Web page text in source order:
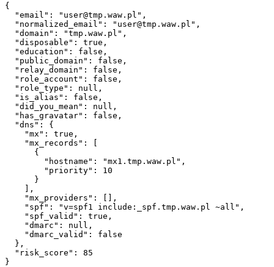
{
  "email": "user@tmp.waw.pl",
  "normalized_email": "user@tmp.waw.pl",
  "domain": "tmp.waw.pl",
  "disposable": true,
  "education": false,
  "public_domain": false,
  "relay_domain": false,
  "role_account": false,
  "role_type": null,
  "is_alias": false,
  "did_you_mean": null,
  "has_gravatar": false,
  "dns": {
    "mx": true,
    "mx_records": [
      {
        "hostname": "mx1.tmp.waw.pl",
        "priority": 10
      }
    ],
    "mx_providers": [],
    "spf": "v=spf1 include:_spf.tmp.waw.pl ~all",
    "spf_valid": true,
    "dmarc": null,
    "dmarc_valid": false
  },
  "risk_score": 85
}